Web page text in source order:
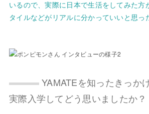
いるので、実際に日本で生活をしてみた方
タイルなどがリアルに分かっていいと思っ
YAMATEを知ったきっか
実際入学してどう思いましたか？